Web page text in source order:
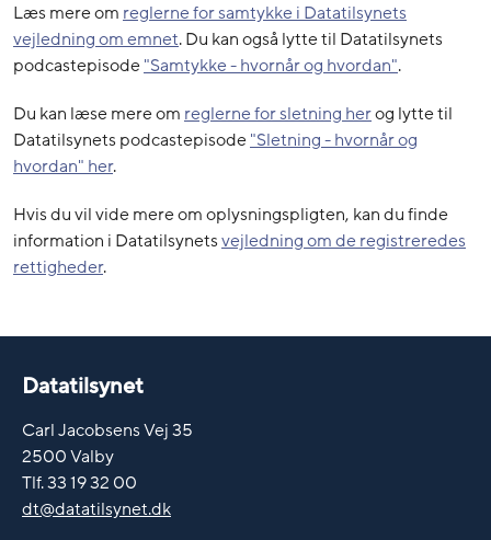
Læs mere om reglerne for samtykke i Datatilsynets
vejledning om emnet. Du kan også lytte til Datatilsynets
podcastepisode"Samtykke - hvornår og hvordan".
Du kan læse mere om reglerne for sletning herog lytte til
Datatilsynets podcastepisode"Sletning - hvornår og
hvordan" her.
Hvis du vil vide mere om oplysningspligten, kan du finde
information i Datatilsynetsvejledning om de registreredes
rettigheder.
Datatilsynet
Carl Jacobsens Vej 35
2500 Valby
Tlf. 33 19 32 00
dt@datatilsynet.dk